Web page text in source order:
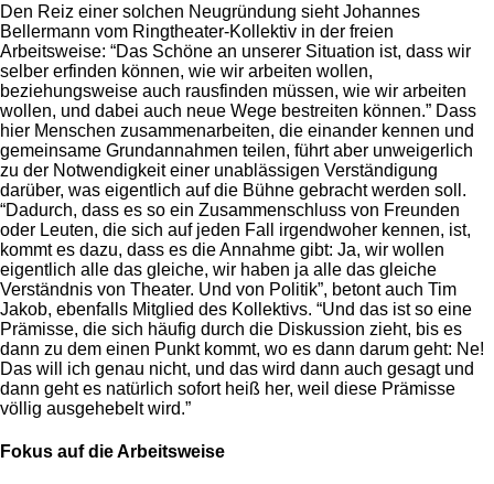
Den Reiz einer solchen Neugründung sieht Johannes
Bellermann vom Ringtheater-Kollektiv in der freien
Arbeitsweise: “Das Schöne an unserer Situation ist, dass wir
selber erfinden können, wie wir arbeiten wollen,
beziehungsweise auch rausfinden müssen, wie wir arbeiten
wollen, und dabei auch neue Wege bestreiten können.” Dass
hier Menschen zusammenarbeiten, die einander kennen und
gemeinsame Grundannahmen teilen, führt aber unweigerlich
zu der Notwendigkeit einer unablässigen Verständigung
darüber, was eigentlich auf die Bühne gebracht werden soll.
“Dadurch, dass es so ein Zusammenschluss von Freunden
oder Leuten, die sich auf jeden Fall irgendwoher kennen, ist,
kommt es dazu, dass es die Annahme gibt: Ja, wir wollen
eigentlich alle das gleiche, wir haben ja alle das gleiche
Verständnis von Theater. Und von Politik”, betont auch Tim
Jakob, ebenfalls Mitglied des Kollektivs. “Und das ist so eine
Prämisse, die sich häufig durch die Diskussion zieht, bis es
dann zu dem einen Punkt kommt, wo es dann darum geht: Ne!
Das will ich genau nicht, und das wird dann auch gesagt und
dann geht es natürlich sofort heiß her, weil diese Prämisse
völlig ausgehebelt wird.”
Fokus auf die Arbeitsweise